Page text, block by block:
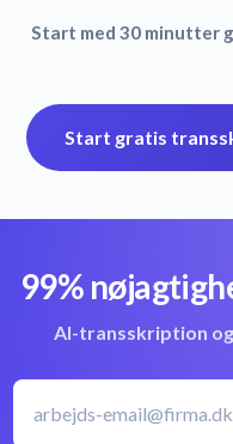
Start med 30 minutter
Start gratis
99%
AI-transskription